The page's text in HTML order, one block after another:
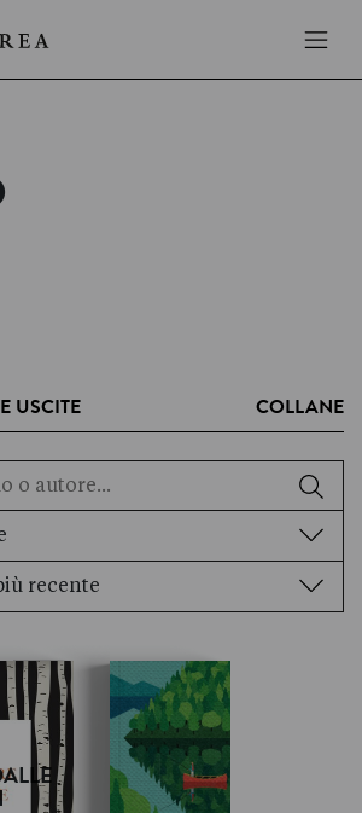
USCITE COLLANE
recente